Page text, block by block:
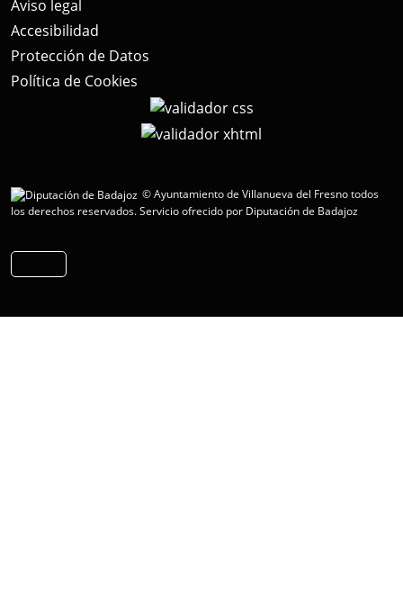
Aviso legal
Accesibilidad
Protección de Datos
Política de Cookies
© Ayuntamiento de Villanueva del Fresno todos
los derechos reservados.Servicio ofrecido por Diputación de Badajoz